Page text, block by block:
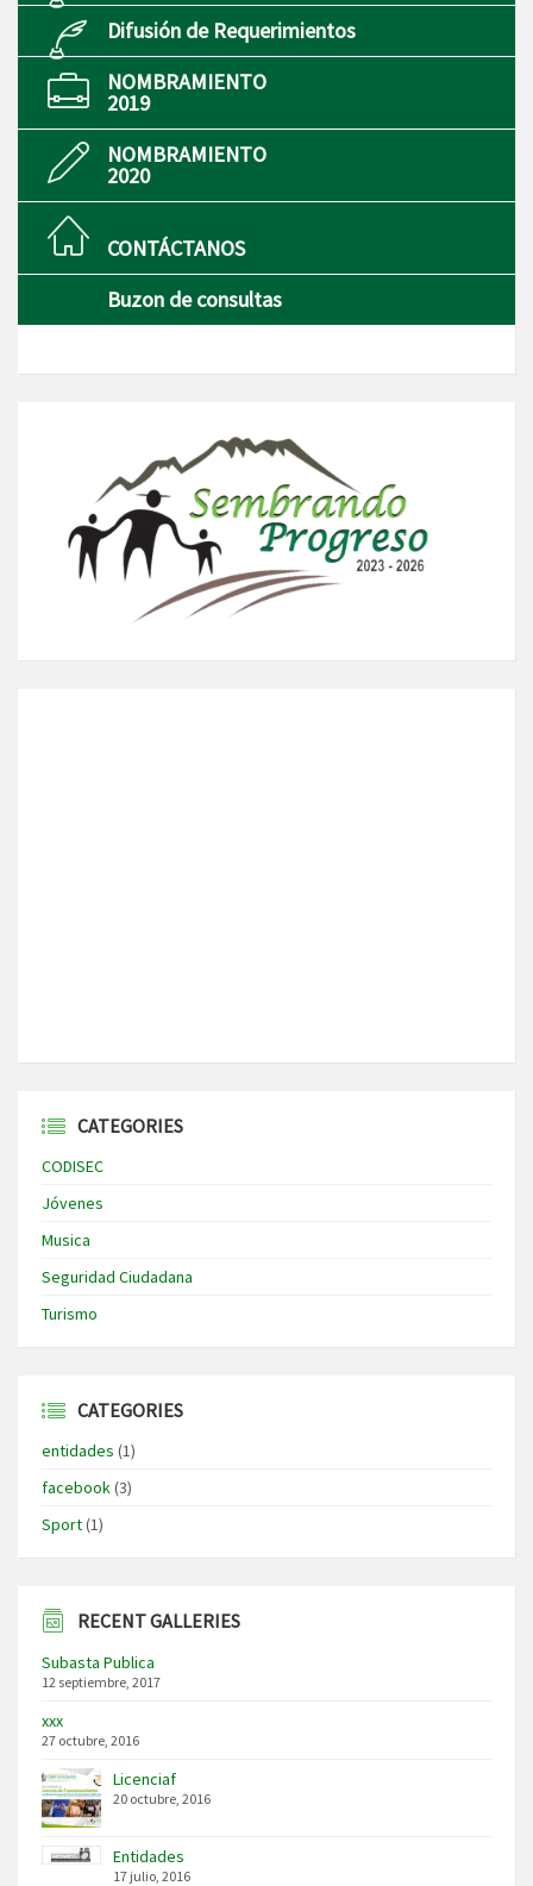
Difusión de Requerimientos
NOMBRAMIENTO
2019
NOMBRAMIENTO
2020
CONTÁCTANOS
Buzon de consultas
CATEGORIES
CODISEC
Jóvenes
Musica
Seguridad Ciudadana
Turismo
CATEGORIES
entidades (1)
facebook(3)
Sport(1)
RECENT GALLERIES
Subasta Publica
12 septiembre, 2017
xxx
27 octubre, 2016
Licenciaf
20 octubre, 2016
Entidades
17 julio, 2016